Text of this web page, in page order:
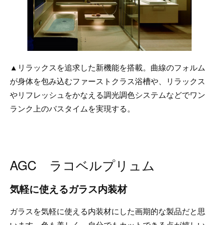
▲リラックスを追求した新機能を搭載。曲線のフォルム
が身体を包み込むファーストクラス浴槽や、リラックス
やリフレッシュをかなえる調光調色システムなどでワン
ランク上のバスタイムを実現する。
AGC ラコベルプリュム
気軽に使えるガラス内装材
ガラスを気軽に使える内装材にした画期的な製品だと思